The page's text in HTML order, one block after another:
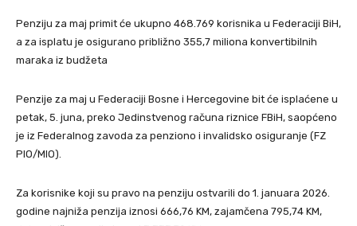
Penziju za maj primit će ukupno 468.769 korisnika u Federaciji BiH,
a za isplatu je osigurano približno 355,7 miliona konvertibilnih
maraka iz budžeta
Penzije za maj u Federaciji Bosne i Hercegovine bit će isplaćene u
petak, 5. juna, preko Jedinstvenog računa riznice FBiH, saopćeno
je iz Federalnog zavoda za penziono i invalidsko osiguranje (FZ
PIO/MIO).
Za korisnike koji su pravo na penziju ostvarili do 1. januara 2026.
godine najniža penzija iznosi 666,76 KM, zajamčena 795,74 KM,